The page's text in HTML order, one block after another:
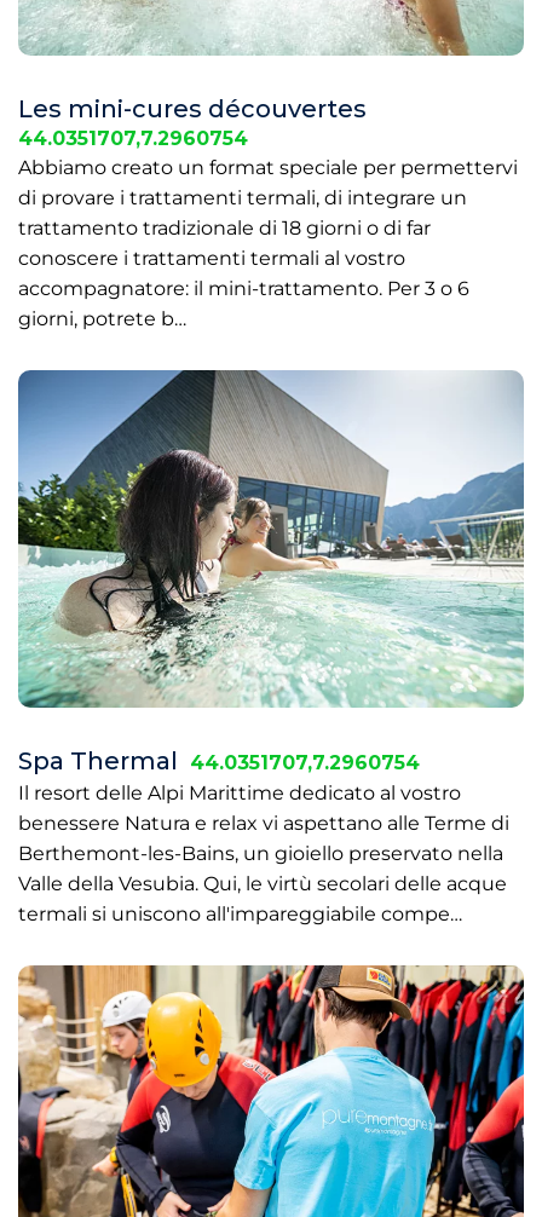
Les mini-cures découvertes
44.0351707,7.2960754
Abbiamo creato un format speciale per permettervi
di provare i trattamenti termali, di integrare un
trattamento tradizionale di 18 giorni o di far
conoscere i trattamenti termali al vostro
accompagnatore: il mini-trattamento. Per 3 o 6
giorni, potrete b…
Spa Thermal
44.0351707,7.2960754
Il resort delle Alpi Marittime dedicato al vostro
benessere Natura e relax vi aspettano alle Terme di
Berthemont-les-Bains, un gioiello preservato nella
Valle della Vesubia. Qui, le virtù secolari delle acque
termali si uniscono all'impareggiabile compe…